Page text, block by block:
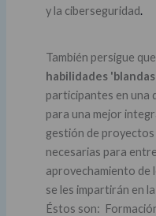
y la ciberseguridad.
También persigue
habilidades
participantes en una
para una mejor
gestión de proyectos
necesarias para
aprovechamiento de
se les impartirán en
Éstos son: